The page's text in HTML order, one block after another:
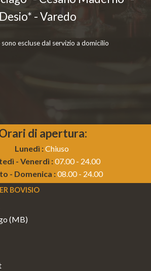
Desio* - Varedo
escluse dal servizio a domicilio
di apertura:
Lunedì :Chiuso
- Venerdì :07.00 - 24.00
- Domenica :08.00 - 24.00
BOVISIO
(MB)